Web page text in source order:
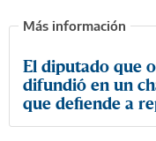
El diputado que
difundió en un
que defiende a